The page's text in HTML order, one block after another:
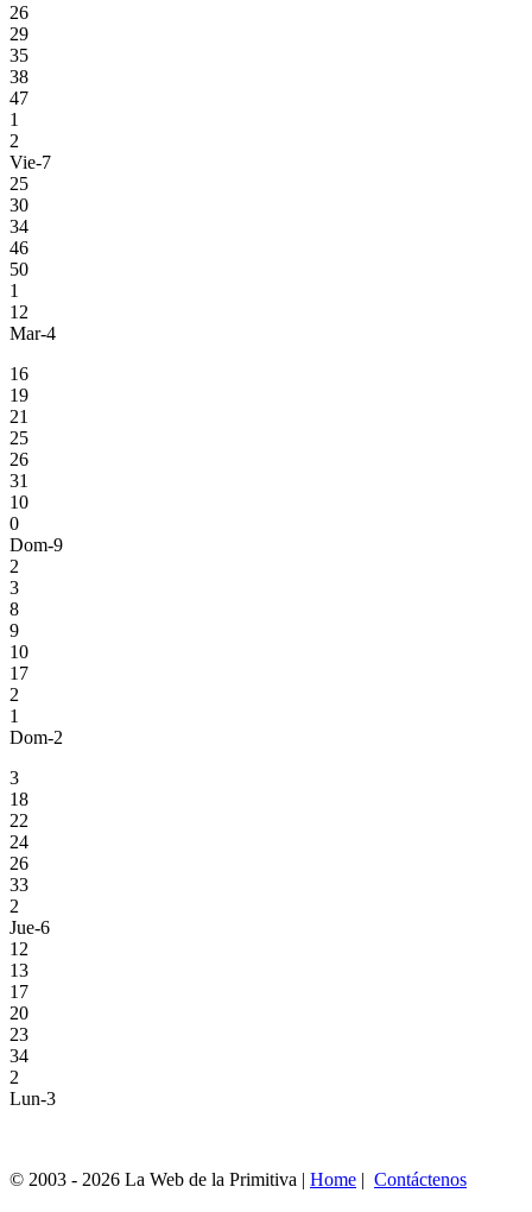
26
29
35
38
47
1
2
Vie-7
25
30
34
46
50
1
12
Mar-4
16
19
21
25
26
31
10
0
Dom-9
2
3
8
9
10
17
2
1
Dom-2
3
18
22
24
26
33
2
Jue-6
12
13
17
20
23
34
2
Lun-3
© 2003 - 2026 La Web de la Primitiva | Home | Contáctenos